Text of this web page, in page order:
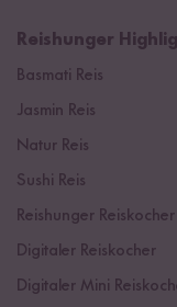
Reishunger
Basmati Reis
Jasmin Reis
Natur Reis
Sushi Reis
Reishunger Reiskocher
Digitaler Reiskocher
Digitaler Mini